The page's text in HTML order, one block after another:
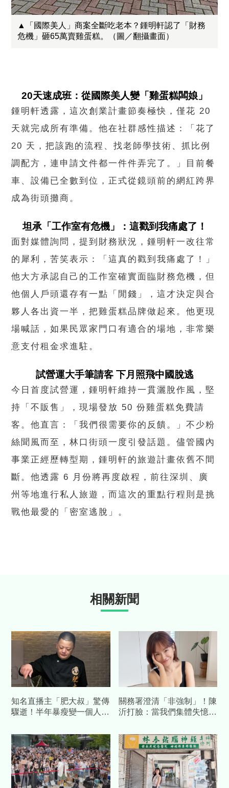
▲「國際美人」商案全斷吃老本？鍾明軒認了「財務
危機」砸65萬賣雞蛋糕。（圖／翻攝畫面）
20天速成班：從國際美人變「雞蛋糕闆娘」
鍾明軒透露，這次創業計畫節奏極快，僅花 20
天就完成所有準備。他在社群感性描述：「花了
20 天，把該跑的流程、找老師學技術、抓比例
調配方，連申請文件都一件件弄完了。」目前餐
車、設備已全數到位，正式從鏡頭前的網紅跨界
成為街頭攤商。
坦承「工作室有危機」：這戳到我痛處了！
面對媒體詢問，提到財務狀況，鍾明軒一改往常
的犀利，苦笑表示：「這真的戳到我痛處了！」
他大方承認自己的工作室確實面臨財務危機，但
他個人戶頭還存有一點「閒錢」，這才決定與合
夥人各出資一半，把雞蛋糕品牌做起來。他更現
場喊話，如果民眾家門口有適合的場地，非常樂
意支付租金求進駐。
試營運大手筆請客 下月照飛中國脫逃
今日首度試營運，鍾明軒維持一貫灑脫作風，堅
持「不販售」，現場發放 50 份雞蛋糕免費請
客。他直言：「我們很需要你的反饋。」不少粉
絲聞風而至，林口街頭一度引發話題。儘管國內
事業正經歷轉型期，鍾明軒的旅遊計畫依舊不間
斷。他透露 6 月份將再度啟程，前往深圳、廣
州等地進行私人旅遊，而這次的重點行程則是挑
戰他最愛的「密室逃脫」。
相關新聞
知名直播主「肥大叔」驚傳
驟逝！半年暴瘦變一個人
噩耗
關務署澄清「非強制」！陳
沂打臉：當我們集體失憶？